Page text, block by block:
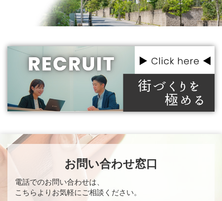
お問い合わせ窓口
電話でのお問い合わせは、
こちらよりお気軽にご相談ください。